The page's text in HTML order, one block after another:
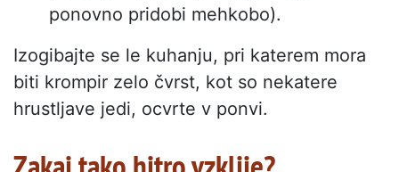
ponovno pridobi mehkobo).
Izogibajte se le kuhanju, pri katerem mora
biti krompir zelo čvrst, kot so nekatere
hrustljave jedi, ocvrte v ponvi.